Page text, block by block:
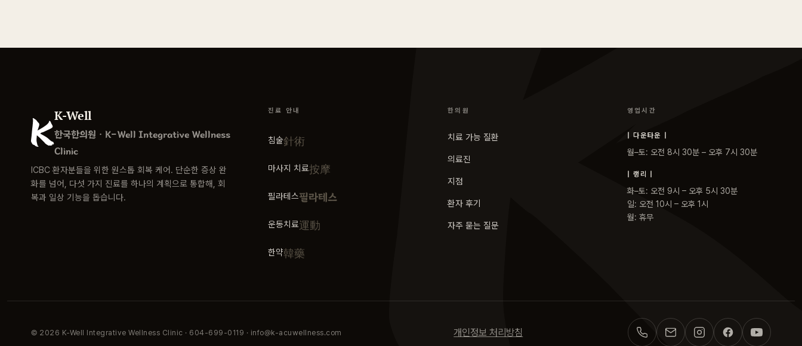
K-Well
한국한의원 · K-Well Integrative Wellness
Clinic
ICBC 환자분들을 위한 원스톱 회복 케어. 단순한 증상 완
화를 넘어, 다섯 가지 진료를 하나의 계획으로 통합해, 회
복과 일상 기능을 돕습니다.
진료 안내
침술針術
마사지 치료按摩
필라테스필라테스
운동치료運動
한약韓藥
한의원
치료 가능 질환
의료진
지점
환자 후기
자주 묻는 질문
영업시간
| 다운타운 |
월–토: 오전 8시 30분 – 오후 7시 30분
| 랭리 |
화–토: 오전 9시 – 오후 5시 30분
일: 오전 10시 – 오후 1시
월: 휴무
© 2026 K-Well Integrative Wellness Clinic · 604-699-0119 · info@k-acuwellness.com 개인정보 처리방침